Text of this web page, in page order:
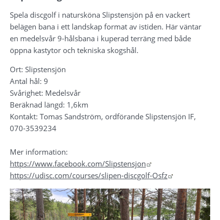
Spela discgolf i natursköna Slipstensjön på en vackert
belägen bana i ett landskap format av istiden. Här väntar
en medelsvår 9-hålsbana i kuperad terräng med både
öppna kastytor och tekniska skogshål.
Ort: Slipstensjön
Antal hål: 9
Svårighet: Medelsvår
Beräknad längd: 1,6km
Kontakt: Tomas Sandström, ordförande Slipstensjön IF,
070-3539234
Mer information:
https://www.facebook.com/Slipstensjon
https://udisc.com/courses/slipen-discgolf-Osfz